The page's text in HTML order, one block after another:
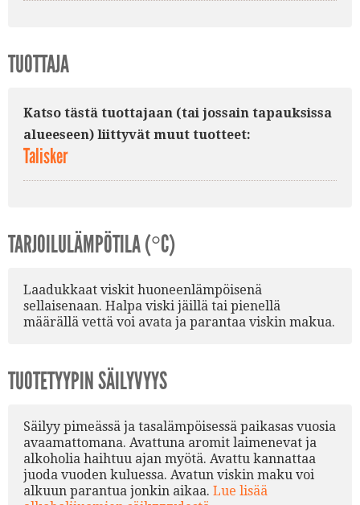
TUOTTAJA
Katso tästä tuottajaan (tai jossain tapauksissa
alueeseen) liittyvät muut tuotteet:
Talisker
TARJOILULÄMPÖTILA (°C)
Laadukkaat viskit huoneenlämpöisenä
sellaisenaan. Halpa viski jäillä tai pienellä
määrällä vettä voi avata ja parantaa viskin makua.
TUOTETYYPIN SÄILYVYYS
Säilyy pimeässä ja tasalämpöisessä paikasas vuosia
avaamattomana. Avattuna aromit laimenevat ja
alkoholia haihtuu ajan myötä. Avattu kannattaa
juoda vuoden kuluessa. Avatun viskin maku voi
alkuun parantua jonkin aikaa. Lue lisää